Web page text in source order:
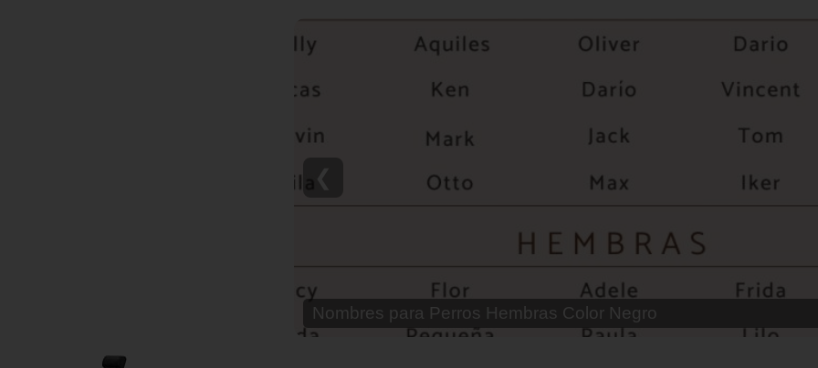
Nombre para Parejas de Gatos